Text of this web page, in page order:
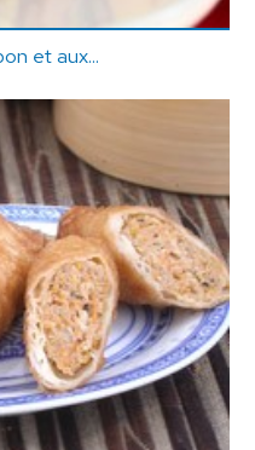
et aux...